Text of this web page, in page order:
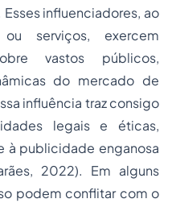
Esses influenciadores, ao
serviços, exercem
vastos públicos,
do mercado de
influência traz consigo
legais e éticas,
à publicidade enganosa
2022). Em alguns
podem conflitar com o